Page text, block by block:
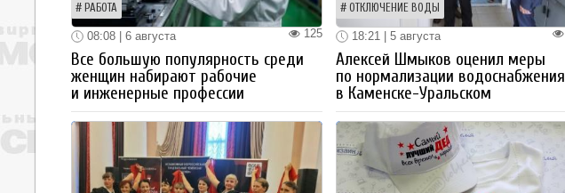
РАБОТА
125
08:08 | 6 августа
Все большую популярность среди
женщин набирают рабочие
и инженерные профессии
ОТКЛЮЧЕНИЕ ВОДЫ
18:21 | 5 августа
Алексей Шмыков оценил меры
по нормализации водоснабжения
в Каменске-Уральском